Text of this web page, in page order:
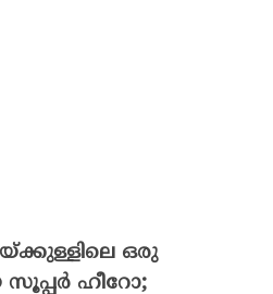
ഒരു
സൂപ്പർ ഹീറോ;